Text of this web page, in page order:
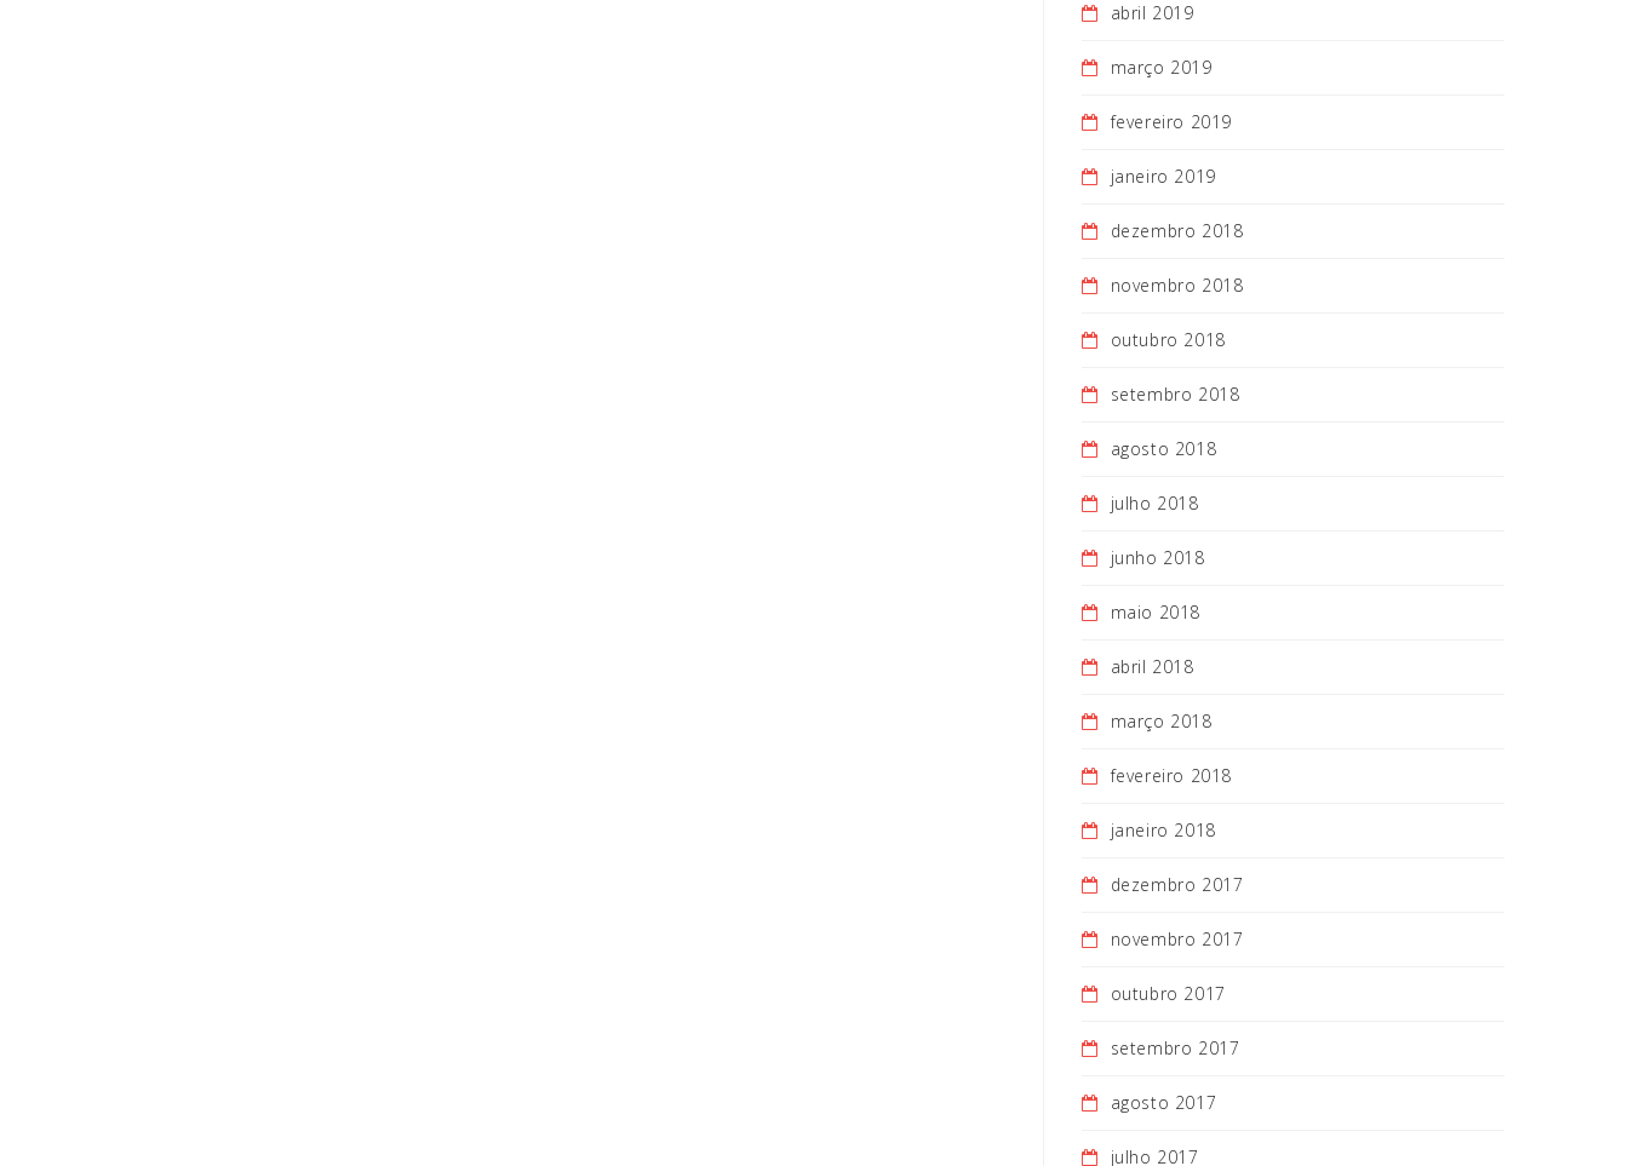
abril 2019
março 2019
fevereiro 2019
janeiro 2019
dezembro 2018
novembro 2018
outubro 2018
setembro 2018
agosto 2018
julho 2018
junho 2018
maio 2018
abril 2018
março 2018
fevereiro 2018
janeiro 2018
dezembro 2017
novembro 2017
outubro 2017
setembro 2017
agosto 2017
julho 2017